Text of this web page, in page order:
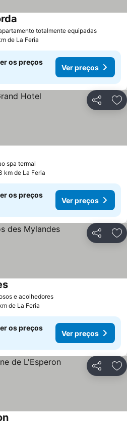
totalmente equipadas
de La Feria
os preços
Ver preços
Partilhar
spa termal
km de La Feria
os preços
Ver preços
Partilhar
e acolhedores
de La Feria
os preços
Ver preços
Partilhar